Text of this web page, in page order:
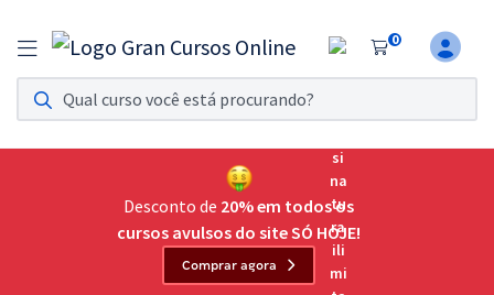
0
Assinatura Ilimitada 11
Acesso a todos os cursos. Teste grátis por 7 dias!
Assinatura OAB Até Passar
Acesso ilimitado a toda preparação para o Exame da
Residências Multiprofissionais
Desconto de 20% em todos os
cursos avulsos do site SÓ HOJE!
Comprar agora